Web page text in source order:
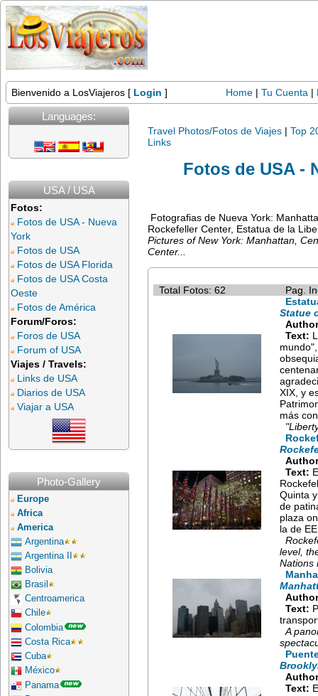
Bienvenido a LosViajeros [ Login ] Home| Tu Cuenta |
Languages:
USA / USA
Fotos:
Fotos de USA - Nueva
York
Fotos de USA
Fotos de USA Florida
Fotos de USA Costa
Oeste
Fotos de América
Forum/Foros:
Foros de USA
Forum of USA
Viajes / Travels:
Links de USA
Diarios de USA
Viajar a USA
Photo-Gallery
Europe
Africa
America
Argentina
Argentina II
Bolivia
Brasil
Centroamerica
Chile
Colombia
Costa Rica
Cuba
México
Panama
Travel Photos/Fotos de Viajes | Top
Links
Fotos de USA -
Fotografias de Nueva York:
Rockefeller Center, Estatua de la
Pictures of New York: Manhattan,
Center...
Total Fotos: 62
Pag.
Statue
Text:
XIX, y
más
Text:
Quinta
de
plaza
la de
level,
Nations
Text:
A
Text: